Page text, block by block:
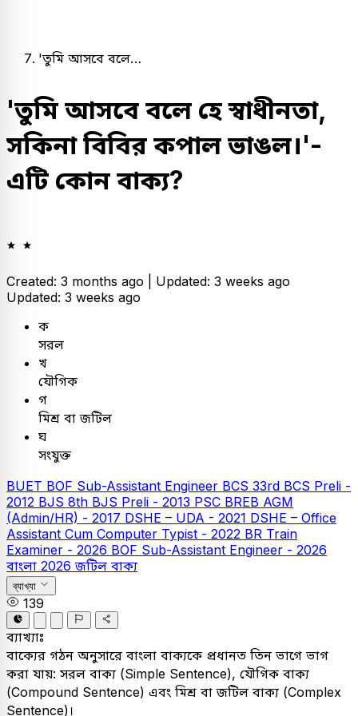
'তুমি আসবে বলে…
'তুমি আসবে বলে হে স্বাধীনতা,
সকিনা বিবির কপাল ভাঙল।'-
এটি কোন বাক্য?
Created: 3 months ago | Updated: 3 weeks ago
Updated: 3 weeks ago
ক
সরল
খ
যৌগিক
গ
মিশ্র বা জটিল
ঘ
সংযুক্ত
BUET BOF Sub-Assistant Engineer BCS 33rd BCS Preli -
2012 BJS 8th BJS Preli - 2013 PSC BREB AGM
(Admin/HR) - 2017 DSHE – UDA - 2021 DSHE – Office
Assistant Cum Computer Typist - 2022 BR Train
Examiner - 2026 BOF Sub-Assistant Engineer - 2026
বাংলা 2026জটিল বাক্য
ব্যাখ্যা
139
ব্যাখ্যাঃ
বাক্যের গঠন অনুসারে বাংলা বাক্যকে প্রধানত তিন ভাগে ভাগ
করা যায়: সরল বাক্য (Simple Sentence), যৌগিক বাক্য
(Compound Sentence) এবং মিশ্র বা জটিল বাক্য (Complex
Sentence)।